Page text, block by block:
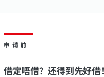
申请前
借定唔借？还得到先好借！